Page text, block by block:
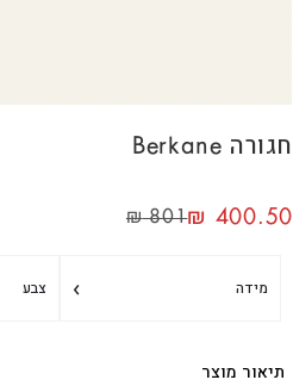
חגורה Berkane
₪801₪ 400.50
מידה › צבע
תיאור מוצר